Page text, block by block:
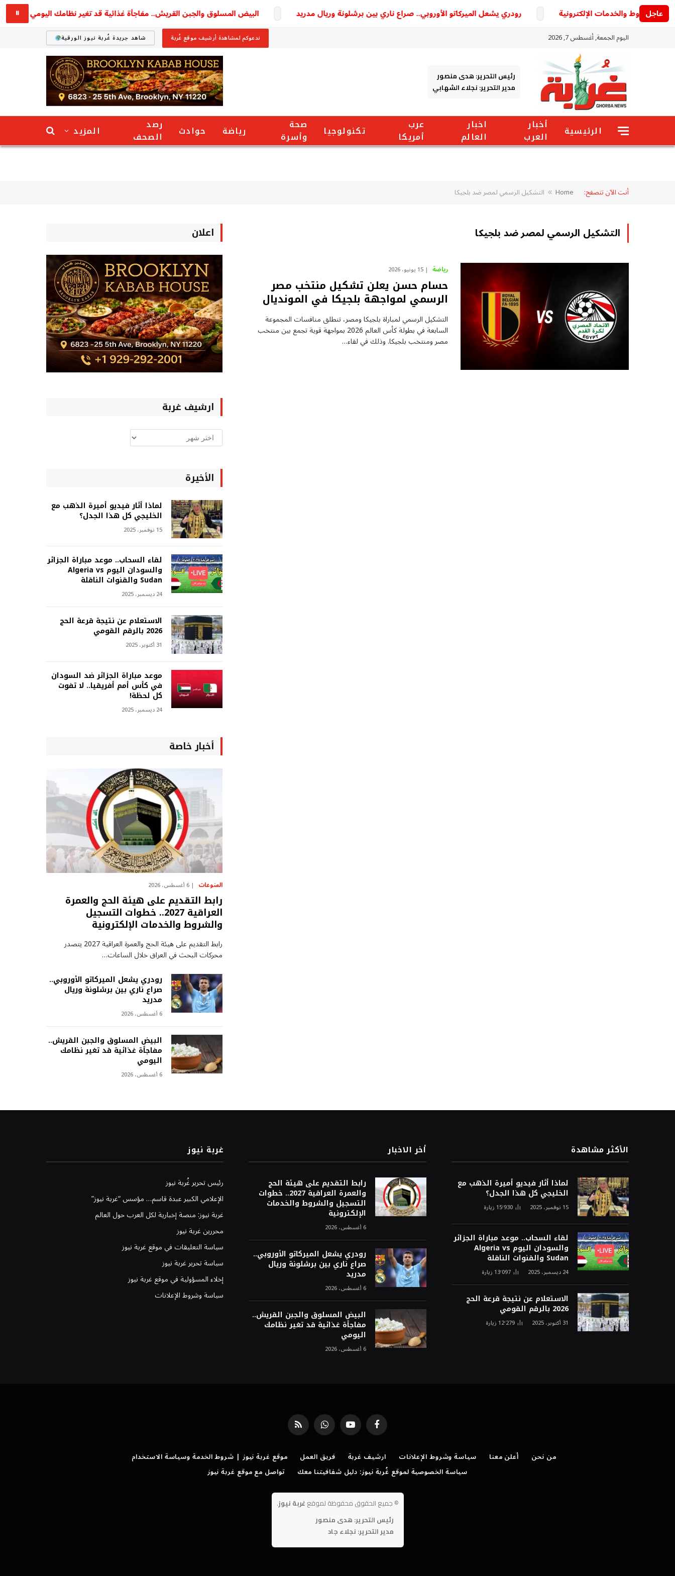
عاجل رودري يشعل الميركاتو الأوروبي.. صراع ناري بين برشلونة وريال مدريد البيض المسلوق والجبن القريش.. مفاجأة غذائية قد تغير نظامك اليومي ⏸
اليوم الجمعة, أغسطس 7, 2026 ندعوكم لمشاهدة أرشيف موقع غُربة شاهد جريدة غُربة نيوز الورقية
رئيس التحرير: هدى منصور
مدير التحرير: نجلاء الشهابي
الرئيسية
أخبار
العرب
اخبار
العالم
عرب
أمريكا
تكنولوجيا
صحة
وأسرة
رياضة حوادث
رصد
الصحف
المزيد
أنت الآن تتصفح: Home
» التشكيل الرسمي لمصر ضد بلجيكا
التشكيل الرسمي لمصر ضد بلجيكا
رياضة 15 يونيو، 2026
حسام حسن يعلن تشكيل منتخب مصر
الرسمي لمواجهة بلجيكا في المونديال
التشكيل الرسمي لمباراة بلجيكا ومصر، تنطلق منافسات المجموعة
السابعة في بطولة كأس العالم 2026 بمواجهة قوية تجمع بين منتخب
مصر ومنتخب بلجيكا. وذلك في لقاء…
اعلان
ارشيف غربة
ارشيف
غربة
الأخيرة
لماذا أثار فيديو أميرة الذهب مع
الخليجي كل هذا الجدل؟
15 نوفمبر، 2025
لقاء السحاب.. موعد مباراة الجزائر
والسودان اليوم Algeria vs
Sudan والقنوات الناقلة
24 ديسمبر، 2025
الاستعلام عن نتيجة قرعة الحج
2026 بالرقم القومي
31 أكتوبر، 2025
موعد مباراة الجزائر ضد السودان
في كأس أمم أفريقيا.. لا تفوت
كل لحظة!
24 ديسمبر، 2025
أخبار خاصة
المنوعات 6 أغسطس، 2026
رابط التقديم على هيئة الحج والعمرة
العراقية 2027.. خطوات التسجيل
والشروط والخدمات الإلكترونية
رابط التقديم على هيئة الحج والعمرة العراقية 2027 يتصدر
محركات البحث في العراق خلال الساعات…
رودري يشعل الميركاتو الأوروبي..
صراع ناري بين برشلونة وريال
مدريد
6 أغسطس، 2026
البيض المسلوق والجبن القريش..
مفاجأة غذائية قد تغير نظامك
اليومي
6 أغسطس، 2026
الأكثر مشاهدة
لماذا أثار فيديو أميرة الذهب مع
الخليجي كل هذا الجدل؟
15 نوفمبر، 2025 15٬930 زيارة
لقاء السحاب.. موعد مباراة الجزائر
والسودان اليوم Algeria vs
Sudan والقنوات الناقلة
24 ديسمبر، 2025 13٬097 زيارة
الاستعلام عن نتيجة قرعة الحج
2026 بالرقم القومي
31 أكتوبر، 2025 12٬279 زيارة
أخر الاخبار
رابط التقديم على هيئة الحج
والعمرة العراقية 2027.. خطوات
التسجيل والشروط والخدمات
الإلكترونية
6 أغسطس، 2026
رودري يشعل الميركاتو الأوروبي..
صراع ناري بين برشلونة وريال
مدريد
6 أغسطس، 2026
البيض المسلوق والجبن القريش..
مفاجأة غذائية قد تغير نظامك
اليومي
6 أغسطس، 2026
غربة نيوز
رئيس تحرير غُربة نيوز
الإعلامي الكبير عبدة قاسم… مؤسس “غربة نيوز”
غربة نيوز: منصة إخبارية لكل العرب حول العالم
محررين غربة نيوز
سياسة التعليقات في موقع غربة نيوز
سياسة تحرير غربة نيوز
إخلاء المسؤولية في موقع غربة نيوز
سياسة وشروط الإعلانات
فيسبوك يوتيوب واتساب RSS
من نحن أعلن معنا سياسة وشروط الإعلانات ارشيف غربة فريق العمل
موقع غربة نيوز | شروط الخدمة وسياسة الاستخدام
سياسة الخصوصية لموقع غُربة نيوز: دليل شفافيتنا معك
تواصل مع موقع غربة نيوز
© جميع الحقوق محفوظة لموقع غربة نيوز.
رئيس التحرير: هدى منصور
مدير التحرير: نجلاء جاد